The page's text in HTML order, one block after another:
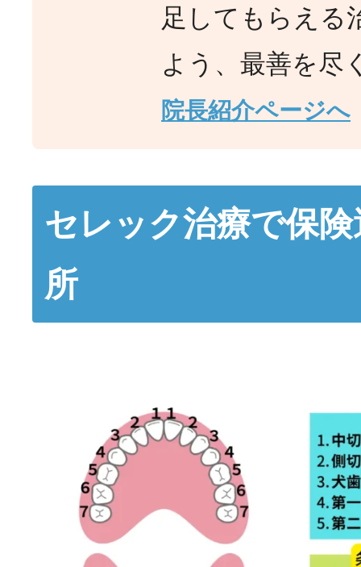
足してもらえる
よう、最善を尽
院長紹介ページへ
セレック治療で保
所